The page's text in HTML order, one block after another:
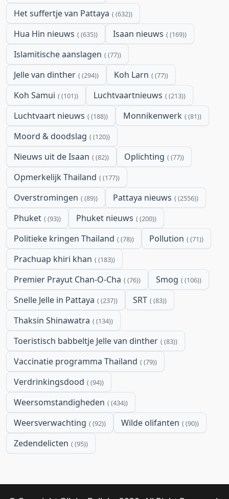
Het suffertje van Pattaya (632)
Hua Hin nieuws (635) Isaan nieuws (169)
Islamitische aanslagen (77)
Jelle van dinther (294) Koh Larn (77)
Koh Samui (101) Luchtvaartnieuws (213)
Luchtvaart nieuws (188) Monnikenwerk (81)
Moord & doodslag (120)
Nieuws uit de Isaan (82) Oplichting (77)
Opmerkelijk Thailand (177)
Overstromingen (89) Pattaya nieuws (2556)
Phuket (93) Phuket nieuws (200)
Politieke kringen Thailand (78) Pollution (71)
Prachuap khiri khan (183)
Premier Prayut Chan-O-Cha (76) Smog (106)
Snelle Jelle in Pattaya (237) SRT (83)
Thaksin Shinawatra (134)
Toeristisch babbeltje Jelle van dinther (83)
Vaccinatie programma Thailand (79)
Verdrinkingsdood (94)
Weersomstandigheden (434)
Weersverwachting (92) Wilde olifanten (90)
Zedendelicten (95)